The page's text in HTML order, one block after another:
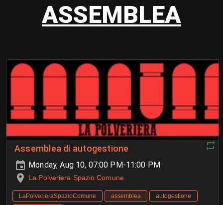
ASSEMBLEA
Assemblea di autogestione
Monday, Aug 10, 07:00 PM-11:00 PM
La Polveriera Spazio Comune
LaPolverieraSpazioComune assemblea
autogestione